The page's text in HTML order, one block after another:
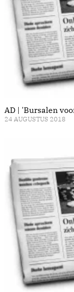
AD | 'Bursalen
24 AUGUSTUS 2018